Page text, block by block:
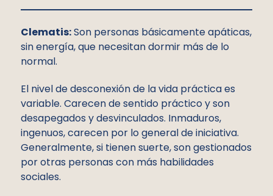
Clematis:Son personas básicamente apáticas,
sin energía, que necesitan dormir más de lo
normal.
El nivel de desconexión de la vida práctica es
variable. Carecen de sentido práctico y son
desapegados y desvinculados. Inmaduros,
ingenuos, carecen por lo general de iniciativa.
Generalmente, si tienen suerte, son gestionados
por otras personas con más habilidades
sociales.